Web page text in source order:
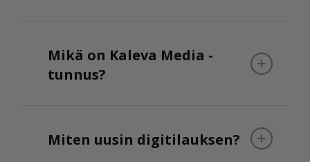
Mikä on Kaleva Media -
tunnus?
Miten uusin digitilauksen?